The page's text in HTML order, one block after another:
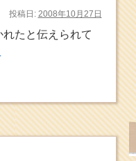
投稿日: 2008年10月27日
たと伝えられて